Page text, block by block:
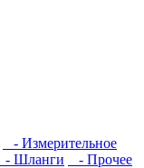
- Измерительное
- Шланги - Прочее